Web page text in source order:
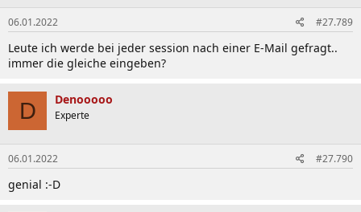
06.01.2022 #27.789
Leute ich werde bei jeder session nach einer E-Mail gefragt..
immer die gleiche eingeben?
D Denooooo
Experte
06.01.2022 #27.790
genial :-D